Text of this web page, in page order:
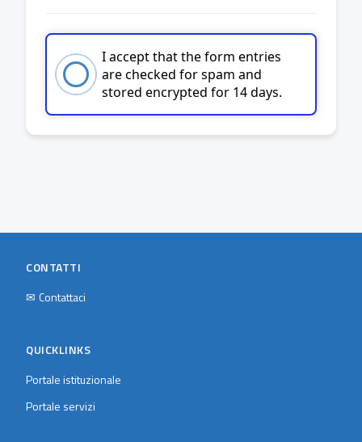
I accept that the form entries
are checked for spam and
stored encrypted for 14 days.
CONTATTI
✉ Contattaci
QUICKLINKS
Portale istituzionale
Portale servizi